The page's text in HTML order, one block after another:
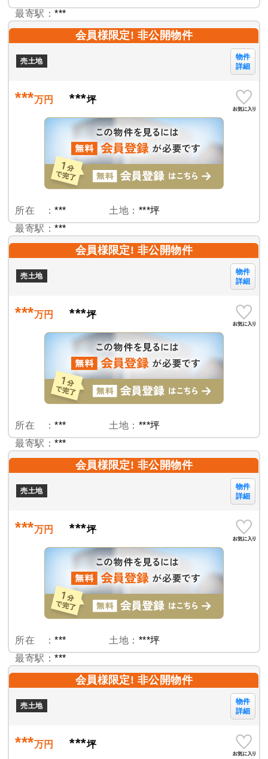
最寄駅：***
会員様限定! 非公開物件
売土地
物件
詳細
***万円 ***坪
所在 ：***
最寄駅：***
土地： ***坪
会員様限定! 非公開物件
売土地
物件
詳細
***万円 ***坪
所在 ：***
最寄駅：***
土地： ***坪
会員様限定! 非公開物件
売土地
物件
詳細
***万円 ***坪
所在 ：***
最寄駅：***
土地： ***坪
会員様限定! 非公開物件
売土地
物件
詳細
***万円 ***坪